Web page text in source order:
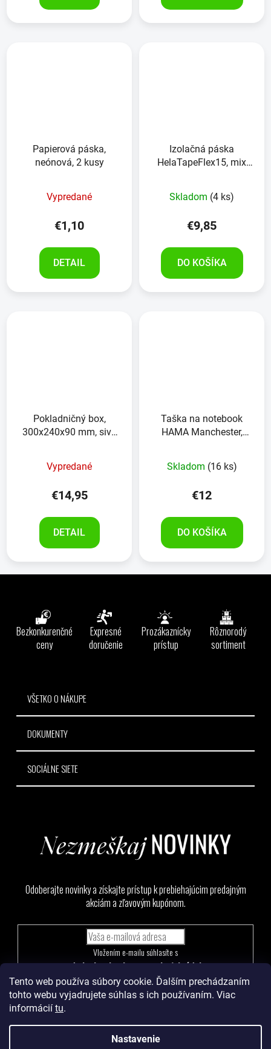
Tento web používa súbory cookie. Ďalším prechádzaním
tohto webu vyjadrujete súhlas s ich používaním. Viac
informácií tu.
Nastavenie
Papierová páska,
neónová, 2 kusy
Vypredané
€1,10
DETAIL
Izolačná páska
HelaTapeFlex15, mix
Skladom (4 ks)
€9,85
DO KOŠÍKA
Pokladničný box,
300x240x90 mm, sivý
Vypredané
€14,95
DETAIL
Taška na notebook
HAMA Manchester,
Skladom (16 ks)
€12
DO KOŠÍKA
Bezkonkurenčné
ceny
Expresné
doručenie
Prozákaznícky
prístup
Rôznorodý
sortiment
VŠETKO O NÁKUPE
DOKUMENTY
SOCIÁLNE SIETE
Odoberajte novinky a získajte prístup k prebiehajúcim predajným
akciám a zľavovým kupónom.
podmienkami ochrany osobných údajov
PRIHLÁSIŤ